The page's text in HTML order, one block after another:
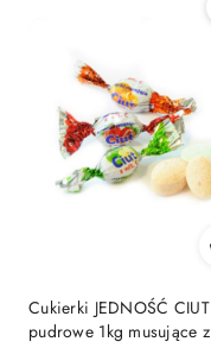
Cukierki JEDNOŚĆ CIUT
pudrowe 1kg musujące z